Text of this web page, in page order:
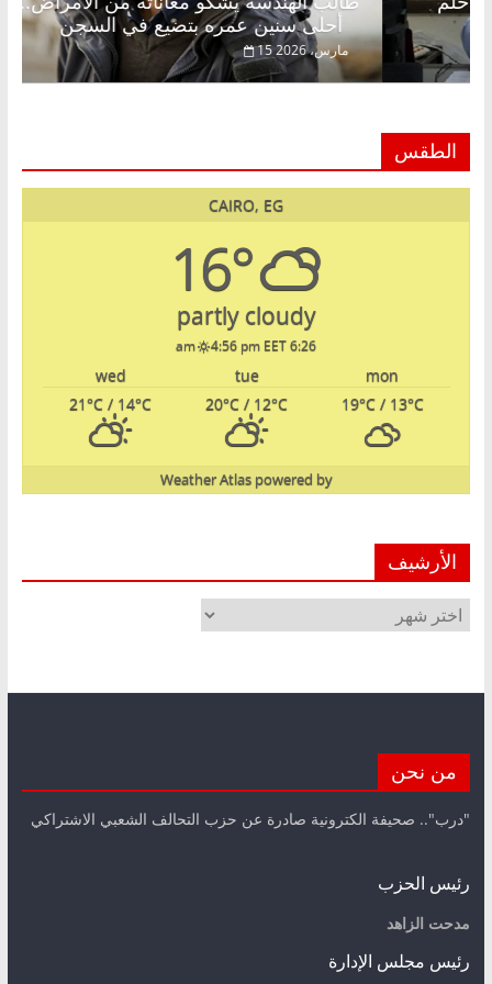
أحلى سنين عمره بتضيع في السجن
15 مارس، 2026
الطقس
CAIRO, EG
16°
partly cloudy
6:26 am
4:56 pm EET
mon
tue
wed
19°C/ 13°C
20°C / 12°C
21°C / 14°C
powered by
Weather Atlas
الأرشيف
الأرشيف
من نحن
"درب".. صحيفة الكترونية صادرة عن حزب التحالف الشعبي الاشتراكي
رئيس الحزب
مدحت الزاهد
رئيس مجلس الإدارة